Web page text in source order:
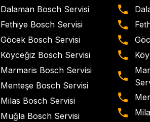
Dalaman Bosch Servisi
Fethiye Bosch Servisi
Göcek Bosch Servisi
Köyceğiz Bosch Servisi
Marmaris Bosch Servisi
Menteşe Bosch Servisi
Milas Bosch Servisi
Muğla Bosch Servisi